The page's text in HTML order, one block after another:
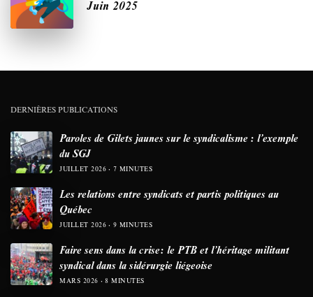
Juin 2025
DERNIÈRES PUBLICATIONS
Paroles de Gilets jaunes sur le syndicalisme : l’exemple
du SGJ
JUILLET 2026 7 MINUTES
Les relations entre syndicats et partis politiques au
Québec
JUILLET 2026 9 MINUTES
Faire sens dans la crise: le PTB et l’héritage militant
syndical dans la sidérurgie liégeoise
MARS 2026 8 MINUTES